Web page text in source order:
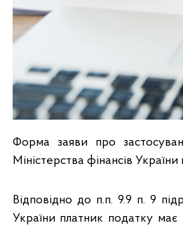
Форма заяви про
Міністерства фінансів
Відповідно до п.п. 9.9 п. 9
України платник податку